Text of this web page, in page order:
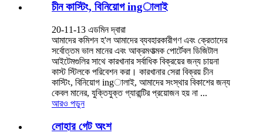
চীন কাস্টিং, বিনিয়োগ ingালাই
20-11-13 এডমিন দ্বারা
আমাদের কমিশন হ'ল আমাদের ব্যবহারকারীগণ এবং ক্রেতাদের
সর্বোত্তম ভাল মানের এবং আক্রমণাত্মক পোর্টেবল ডিজিটাল
আইটেমগুলির সাথে কারখানার সর্বাধিক বিক্রয়ের জন্য চায়না
কাস্ট স্টিলকে পরিবেশন করা। কারখানার সেরা বিক্রয় চীন
কাস্টিং, বিনিয়োগ ingালাই, আমাদের সংস্থার বিকাশের জন্য
কেবল মানের, যুক্তিযুক্ত গ্যারান্টির প্রয়োজন হয় না ...
আরও পড়ুন
লোহার গেট অংশ